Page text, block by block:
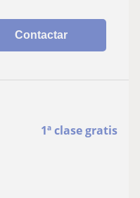
Contactar
1ª clase gratis